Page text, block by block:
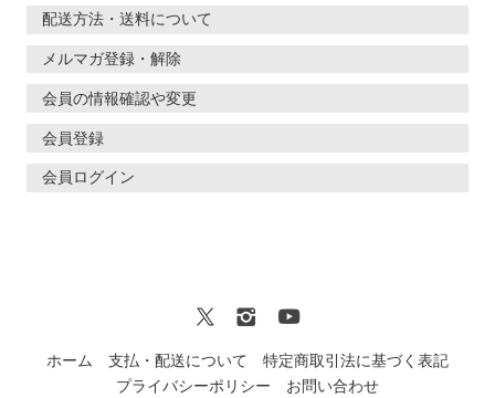
配送方法・送料について
メルマガ登録・解除
会員の情報確認や変更
会員登録
会員ログイン
ホーム 支払・配送について
特定商取引法に基づく表記
プライバシーポリシー
お問い合わせ